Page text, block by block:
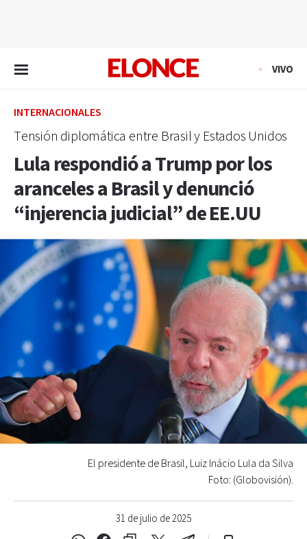
VIVO
INTERNACIONALES
Tensión diplomática entre Brasil y Estados Unidos
Lula respondió a Trump por los
aranceles a Brasil y denunció
“injerencia judicial” de EE.UU
31 de julio de 2025
El presidente de Brasil, Luiz Inácio Lula da Silva
Foto: (Globovisión).